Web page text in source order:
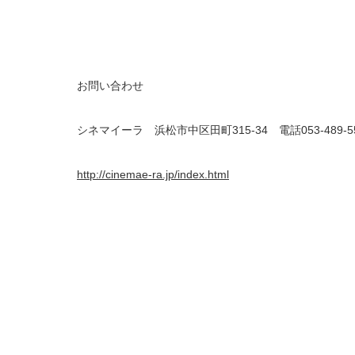
お問い合わせ
シネマイーラ 浜松市中区田町315-34 電話053-489-
http://cinemae-ra.jp/index.html